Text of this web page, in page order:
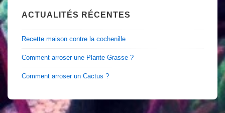
ACTUALITÉS RÉCENTES
Recette maison contre la cochenille
Comment arroser une Plante Grasse ?
Comment arroser un Cactus ?